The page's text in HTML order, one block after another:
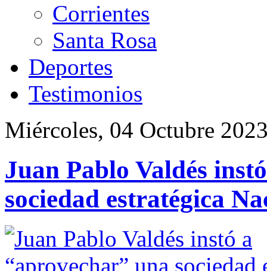
Corrientes
Santa Rosa
Deportes
Testimonios
Miércoles, 04 Octubre
Juan Pablo Valdés
sociedad estratégica